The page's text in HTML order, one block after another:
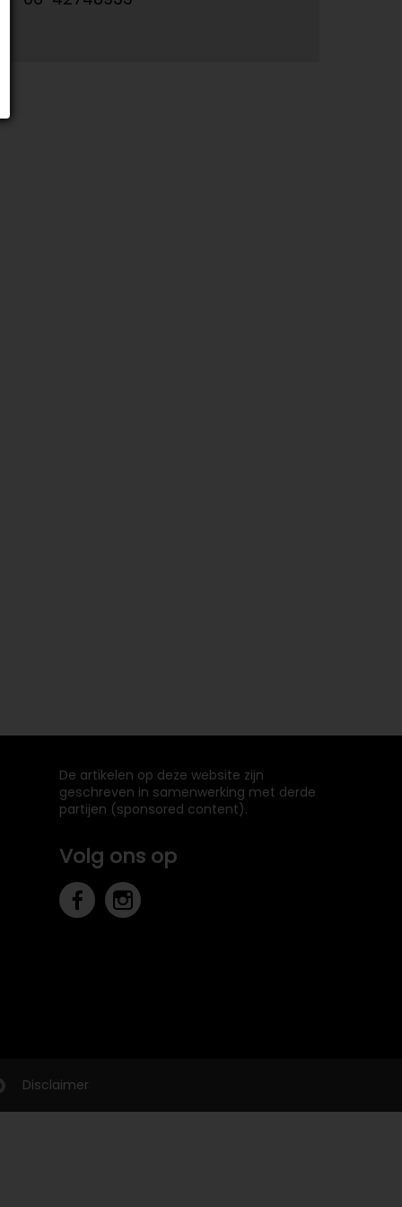
De artikelen op deze website zijn
geschreven in samenwerking met derde
partijen (sponsored content).
Volg ons op
Disclaimer